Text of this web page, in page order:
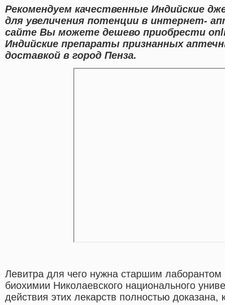
Рекомендуем качественные Индийские
для увеличения потенции в интернет-
сайте Вы можете дешево приобрести
Индийские препараты признанных
доставкой в город Пенза.
Левитра для чего нужна старшим
биохимии Николаевского национального
действия этих лекарств полностью доказана,